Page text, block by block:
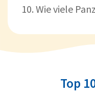
Wie viele
Top